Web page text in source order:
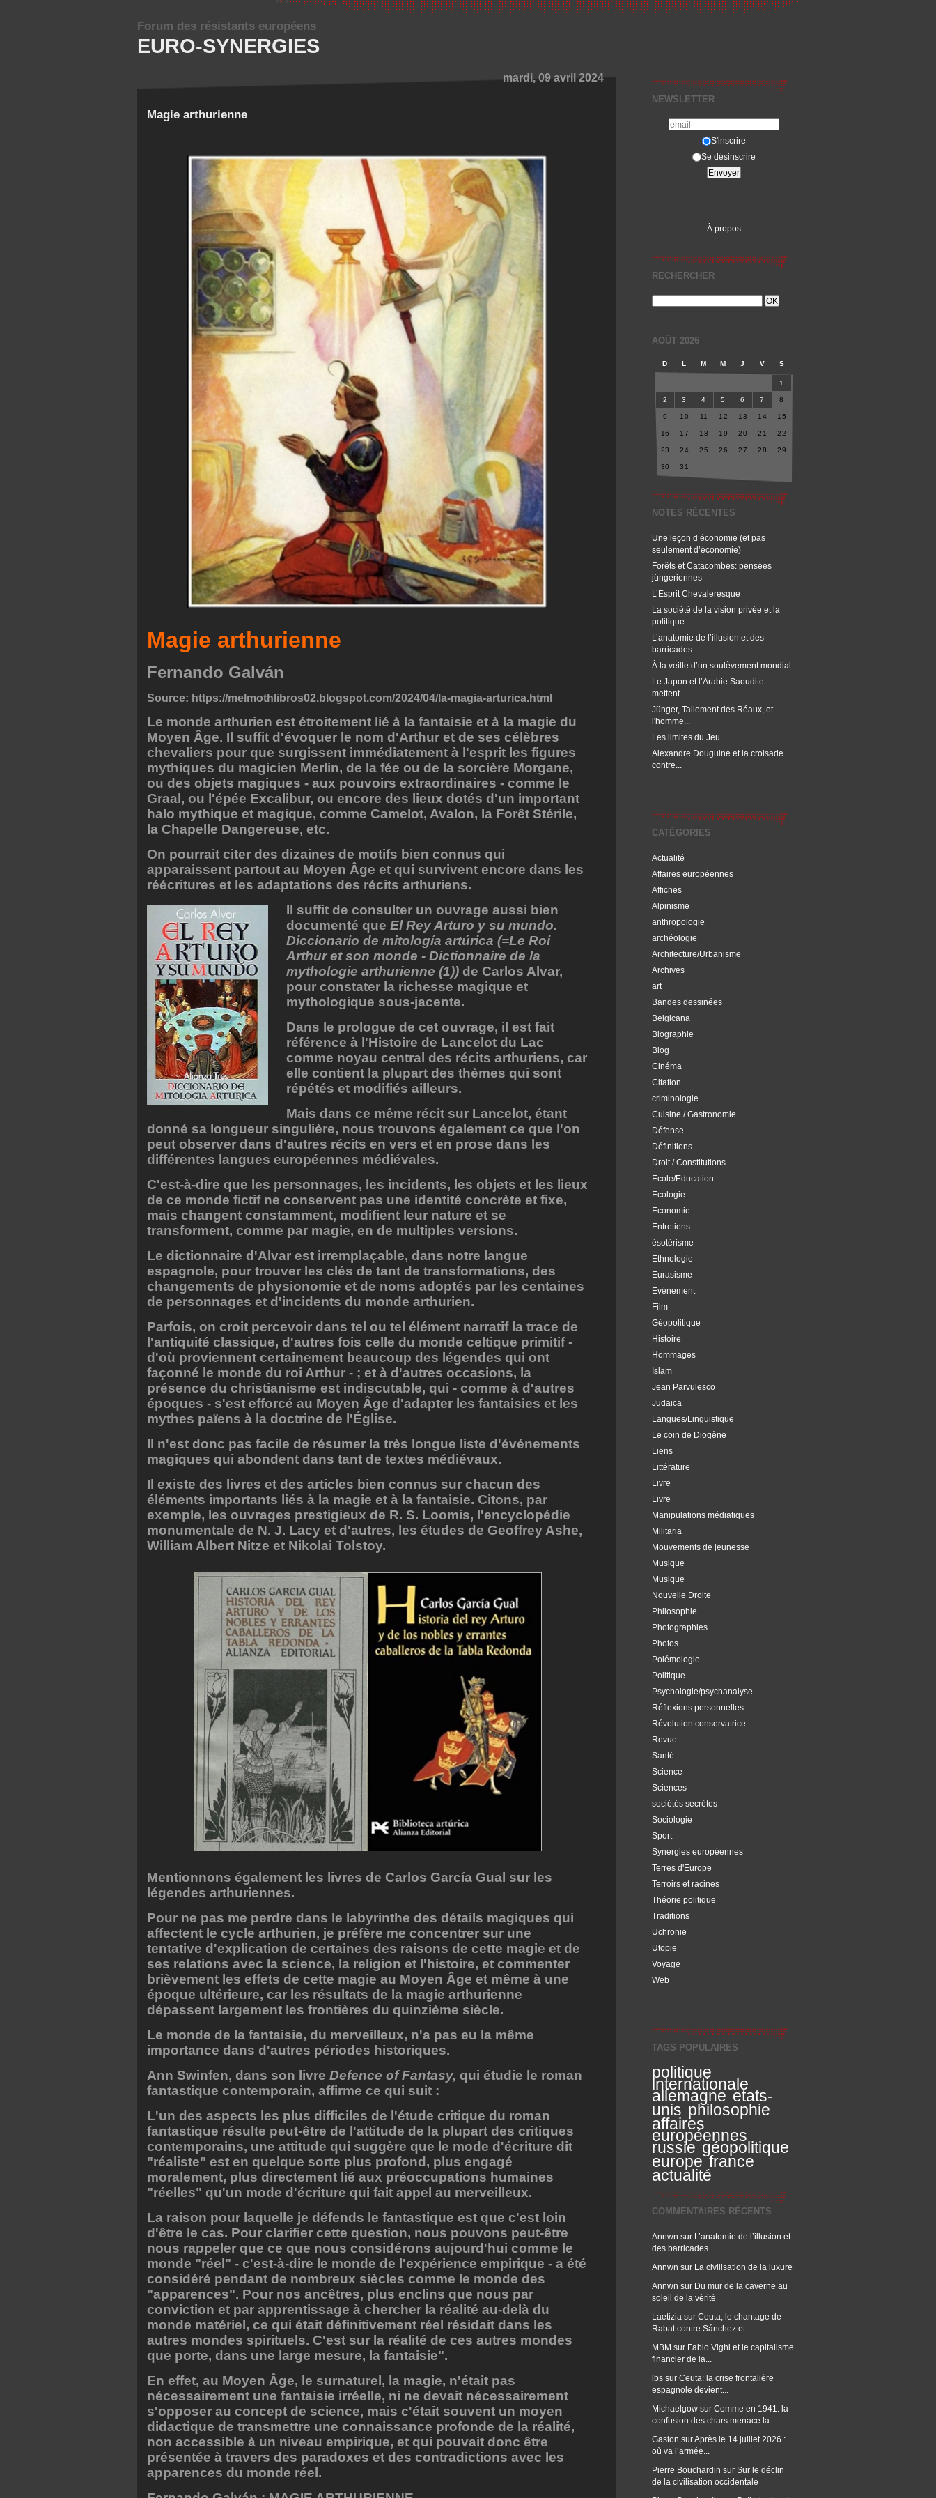
EURO-SYNERGIES
Forum des résistants européens
NEWSLETTER
S'inscrire
Se désinscrire
À propos
RECHERCHER
AOÛT 2026
D L M M J V S
1
2 3 4 5 6 7 8
9 10 11 12 13 14 15
16 17 18 19 20 21 22
23 24 25 26 27 28 29
30 31
NOTES RÉCENTES
Une leçon d’économie (et pas
seulement d’économie)
Forêts et Catacombes: pensées
jüngeriennes
L’Esprit Chevaleresque
La société de la vision privée et la
politique...
L’anatomie de l’illusion et des
barricades...
À la veille d’un soulèvement mondial
Le Japon et l’Arabie Saoudite
mettent...
Jünger, Tallement des Réaux, et
l'homme...
Les limites du Jeu
Alexandre Douguine et la croisade
contre...
CATÉGORIES
Actualité
Affaires européennes
Affiches
Alpinisme
anthropologie
archéologie
Architecture/Urbanisme
Archives
art
Bandes dessinées
Belgicana
Biographie
Blog
Cinéma
Citation
criminologie
Cuisine / Gastronomie
Défense
Définitions
Droit / Constitutions
Ecole/Education
Ecologie
Economie
Entretiens
ésotérisme
Ethnologie
Eurasisme
Evénement
Film
Géopolitique
Histoire
Hommages
Islam
Jean Parvulesco
Judaica
Langues/Linguistique
Le coin de Diogène
Liens
Littérature
Livre
Livre
Manipulations médiatiques
Militaria
Mouvements de jeunesse
Musique
Musique
Nouvelle Droite
Philosophie
Photographies
Photos
Polémologie
Politique
Psychologie/psychanalyse
Réflexions personnelles
Révolution conservatrice
Revue
Santé
Science
Sciences
sociétés secrètes
Sociologie
Sport
Synergies européennes
Terres d'Europe
Terroirs et racines
Théorie politique
Traditions
Uchronie
Utopie
Voyage
Web
TAGS POPULAIRES
politique
internationale
allemagne etats-
unis philosophie
affaires
européennes
russie géopolitique
europe france
actualité
COMMENTAIRES RÉCENTS
Annwn sur L’anatomie de l’illusion et
des barricades...
Annwn sur La civilisation de la luxure
Annwn sur Du mur de la caverne au
soleil de la vérité
Laetizia sur Ceuta, le chantage de
Rabat contre Sánchez et...
MBM sur Fabio Vighi et le capitalisme
financier de la...
lbs sur Ceuta: la crise frontalière
espagnole devient...
Michaelgow sur Comme en 1941: la
confusion des chars menace la...
Gaston surAprès le 14 juillet 2026 :
où va l’armée...
Pierre Bouchardin sur Sur le déclin
de la civilisation occidentale
mardi, 09 avril 2024
Magie arthurienne
Magie arthurienne
Fernando Galván
Source: https://melmothlibros02.blogspot.com/2024/04/la-magia-arturica.html
Le monde arthurien est étroitement lié à la fantaisie et à la magie du
Moyen Âge. Il suffit d'évoquer le nom d'Arthur et de ses célèbres
chevaliers pour que surgissent immédiatement à l'esprit les figures
mythiques du magicien Merlin, de la fée ou de la sorcière Morgane,
ou des objets magiques - aux pouvoirs extraordinaires - comme le
Graal, ou l'épée Excalibur, ou encore des lieux dotés d'un important
halo mythique et magique, comme Camelot, Avalon, la Forêt Stérile,
la Chapelle Dangereuse, etc.
On pourrait citer des dizaines de motifs bien connus qui
apparaissent partout au Moyen Âge et qui survivent encore dans les
réécritures et les adaptations des récits arthuriens.
Il suffit de consulter un ouvrage aussi bien
documenté queEl Rey Arturo y su mundo.
Diccionario de mitología artúrica (=Le Roi
Arthur et son monde - Dictionnaire de la
mythologie arthurienne (1)) de Carlos Alvar,
pour constater la richesse magique et
mythologique sous-jacente.
Dans le prologue de cet ouvrage, il est fait
référence à l'Histoire de Lancelot du Lac
comme noyau central des récits arthuriens, car
elle contient la plupart des thèmes qui sont
répétés et modifiés ailleurs.
Mais dans ce même récit sur Lancelot, étant
donné sa longueur singulière, nous trouvons également ce que l'on
peut observer dans d'autres récits en vers et en prose dans les
différentes langues européennes médiévales.
C'est-à-dire que les personnages, les incidents, les objets et les lieux
de ce monde fictif ne conservent pas une identité concrète et fixe,
mais changent constamment, modifient leur nature et se
transforment, comme par magie, en de multiples versions.
Le dictionnaire d'Alvar est irremplaçable, dans notre langue
espagnole, pour trouver les clés de tant de transformations, des
changements de physionomie et de noms adoptés par les centaines
de personnages et d'incidents du monde arthurien.
Parfois, on croit percevoir dans tel ou tel élément narratif la trace de
l'antiquité classique, d'autres fois celle du monde celtique primitif -
d'où proviennent certainement beaucoup des légendes qui ont
façonné le monde du roi Arthur - ; et à d'autres occasions, la
présence du christianisme est indiscutable, qui - comme à d'autres
époques - s'est efforcé au Moyen Âge d'adapter les fantaisies et les
mythes païens à la doctrine de l'Église.
Il n'est donc pas facile de résumer la très longue liste d'événements
magiques qui abondent dans tant de textes médiévaux.
Il existe des livres et des articles bien connus sur chacun des
éléments importants liés à la magie et à la fantaisie. Citons, par
exemple, les ouvrages prestigieux de R. S. Loomis, l'encyclopédie
monumentale de N. J. Lacy et d'autres, les études de Geoffrey Ashe,
William Albert Nitze et Nikolai Tolstoy.
Mentionnons également les livres de Carlos García Gual sur les
légendes arthuriennes.
Pour ne pas me perdre dans le labyrinthe des détails magiques qui
affectent le cycle arthurien, je préfère me concentrer sur une
tentative d'explication de certaines des raisons de cette magie et de
ses relations avec la science, la religion et l'histoire, et commenter
brièvement les effets de cette magie au Moyen Âge et même à une
époque ultérieure, car les résultats de la magie arthurienne
dépassent largement les frontières du quinzième siècle.
Le monde de la fantaisie, du merveilleux, n'a pas eu la même
importance dans d'autres périodes historiques.
Ann Swinfen, dans son livre Defence of Fantasy, qui étudie le roman
fantastique contemporain, affirme ce qui suit :
L'un des aspects les plus difficiles de l'étude critique du roman
fantastique résulte peut-être de l'attitude de la plupart des critiques
contemporains, une attitude qui suggère que le mode d'écriture dit
"réaliste" est en quelque sorte plus profond, plus engagé
moralement, plus directement lié aux préoccupations humaines
"réelles" qu'un mode d'écriture qui fait appel au merveilleux.
La raison pour laquelle je défends le fantastique est que c'est loin
d'être le cas. Pour clarifier cette question, nous pouvons peut-être
nous rappeler que ce que nous considérons aujourd'hui comme le
monde "réel" - c'est-à-dire le monde de l'expérience empirique - a été
considéré pendant de nombreux siècles comme le monde des
"apparences". Pour nos ancêtres, plus enclins que nous par
conviction et par apprentissage à chercher la réalité au-delà du
monde matériel, ce qui était définitivement réel résidait dans les
autres mondes spirituels. C'est sur la réalité de ces autres mondes
que porte, dans une large mesure, la fantaisie".
En effet, au Moyen Âge, le surnaturel, la magie, n'était pas
nécessairement une fantaisie irréelle, ni ne devait nécessairement
s'opposer au concept de science, mais c'était souvent un moyen
didactique de transmettre une connaissance profonde de la réalité,
non accessible à un niveau empirique, et qui pouvait donc être
présentée à travers des paradoxes et des contradictions avec les
apparences du monde réel.